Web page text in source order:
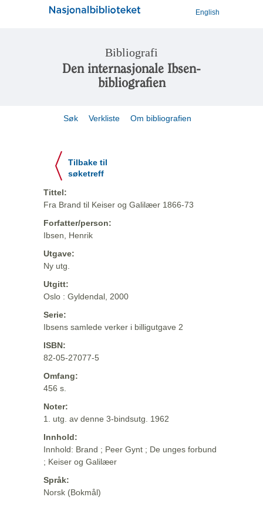
English
Bibliografi
Den internasjonale Ibsen-
bibliografien
Søk Verkliste Om bibliografien
Tilbake til
søketreff
Tittel:
Fra Brand til Keiser og Galilæer 1866-73
Forfatter/person:
Ibsen, Henrik
Utgave:
Ny utg.
Utgitt:
Oslo : Gyldendal, 2000
Serie:
Ibsens samlede verker i billigutgave 2
ISBN:
82-05-27077-5
Omfang:
456 s.
Noter:
1. utg. av denne 3-bindsutg. 1962
Innhold:
Innhold: Brand ; Peer Gynt ; De unges forbund
; Keiser og Galilæer
Språk:
Norsk (Bokmål)